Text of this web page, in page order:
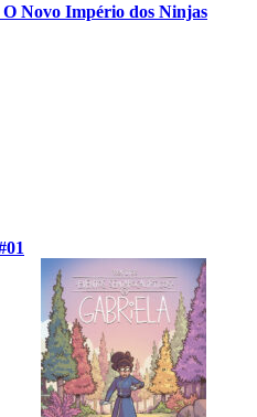
Novo Império dos Ninjas